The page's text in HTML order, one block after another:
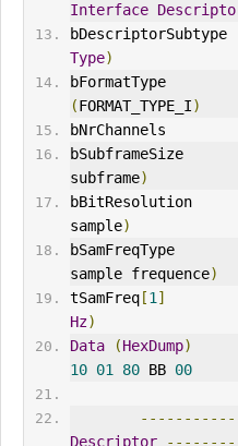
Interface
Type)
(FORMAT_TYPE_I)
subframe)
sample)
sample frequence)
tSamFreq[1 ]
Hz)
Data
(HexDump)
10 01 80 BB 00
Descriptor